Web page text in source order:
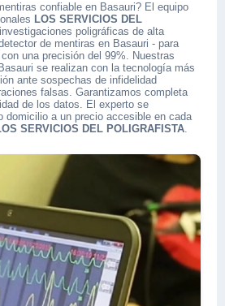
confiable en Basauri? El equipo
LOS SERVICIOS DEL
poligráficas de alta
de mentiras en Basauri - para
una precisión del 99%. Nuestras
se realizan con la tecnología más
ante sospechas de infidelidad
falsas. Garantizamos completa
de los datos. El experto se
domicilio a un precio accesible en cada
SERVICIOS DEL POLIGRAFISTA.